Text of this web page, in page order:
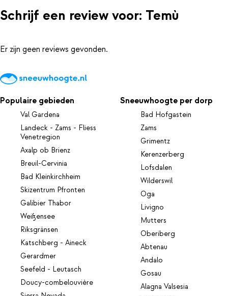
Schrijf een review voor: Temù
Er zijn geen reviews gevonden.
Populaire gebieden
Val Gardena
Landeck - Zams - Fliess
Venetregion
Axalp ob Brienz
Breuil-Cervinia
Bad Kleinkirchheim
Skizentrum Pfronten
Galibier Thabor
Weißensee
Riksgränsen
Katschberg - Aineck
Gerardmer
Seefeld - Leutasch
Doucy-combelouvière
Sneeuwhoogte per dorp
Bad Hofgastein
Zams
Grimentz
Kerenzerberg
Lofsdalen
Wilderswil
Oga
Livigno
Mutters
Oberiberg
Abtenau
Andalo
Gosau
Alagna Valsesia